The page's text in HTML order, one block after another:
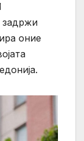
задржи
оние